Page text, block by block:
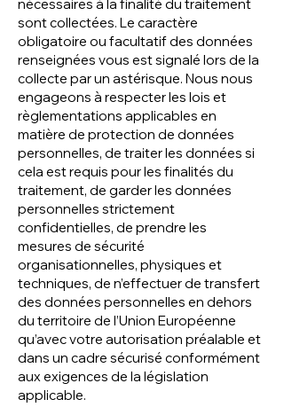
nécessaires à la finalité du traitement
sont collectées. Le caractère
obligatoire ou facultatif des données
renseignées vous est signalé lors de la
collecte par un astérisque. Nous nous
engageons à respecter les lois et
règlementations applicables en
matière de protection de données
personnelles, de traiter les données si
cela est requis pour les finalités du
traitement, de garder les données
personnelles strictement
confidentielles, de prendre les
mesures de sécurité
organisationnelles, physiques et
techniques, de n’effectuer de transfert
des données personnelles en dehors
du territoire de l’Union Européenne
qu’avec votre autorisation préalable et
dans un cadre sécurisé conformément
aux exigences de la législation
applicable.